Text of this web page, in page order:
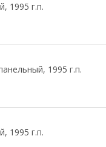
1995 г.п.
1995 г.п.
1995 г.п.